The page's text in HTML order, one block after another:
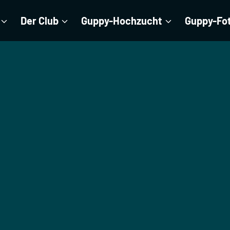
Der Club Guppy-Hochzucht Guppy-